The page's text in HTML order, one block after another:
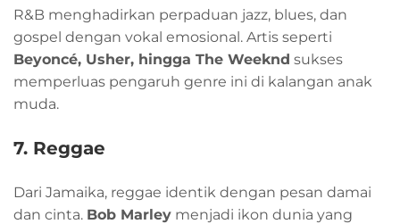
R&B menghadirkan perpaduan jazz, blues, dan
gospel dengan vokal emosional. Artis seperti
Beyoncé, Usher, hingga The Weeknd sukses
memperluas pengaruh genre ini di kalangan anak
muda.
7. Reggae
Dari Jamaika, reggae identik dengan pesan damai
dan cinta. Bob Marley menjadi ikon dunia yang